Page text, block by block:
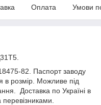
Оплата Умови
82. Паспорт заводу
в розмір. Можливе під
Доставка по Україні в